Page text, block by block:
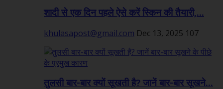
शादी से एक दिन पहले ऐसे करें स्किन की तैयारी,...
khulasapost@gmail.com Dec 13, 2025 107
तुलसी बार-बार क्यों सूखती है? जानें बार-बार सूखने...